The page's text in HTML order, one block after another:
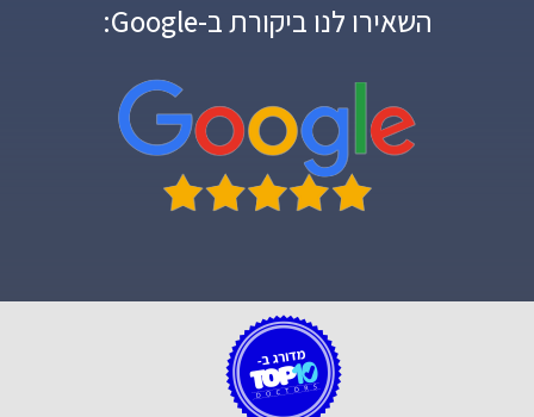
השאירו לנו ביקורת ב-Google: